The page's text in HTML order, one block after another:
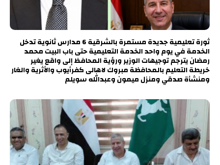
ثورة تعليمية جديدة مستمرة بالشرقية 6 مدارس ثانوية تدخل
الخدمة في يوم واحد الخدمة التعليمية حتى باب البيت محمد
رمضان يترجم توجيهات الوزير ورؤية المحافظ إلى واقع يغير
خريطة التعليم بالمحافظة مبروك لاهالى كفرأيوب والأثرية والغار
ومنشأة صدقي ومنزل ميمون وعبدالله سويلم